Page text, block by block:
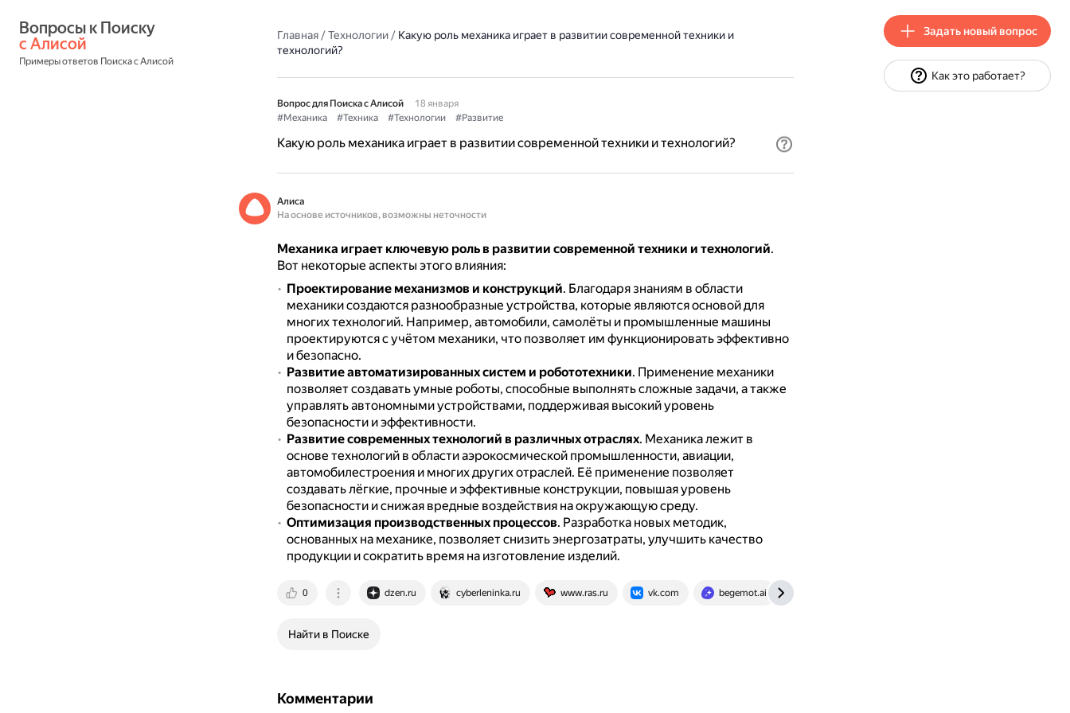
с Алисой
Примеры ответов Поиска с Алисой
Главная/Технологии/ Какую роль механика играет в развитии современной техники и
технологий?
Вопрос для Поиска с Алисой
18 января
#Механика
#Техника #Технологии #Развитие
Какую роль механика играет в развитии современной техники и технологий?
Алиса
На основе источников, возможны неточности
Механика играет ключевую роль в развитии современной техники и технологий.
Вот некоторые аспекты этого влияния:
Проектирование механизмов и конструкций. Благодаря знаниям в области
механики создаются разнообразные устройства, которые являются основой для
многих технологий. Например, автомобили, самолёты и промышленные машины
проектируются с учётом механики, что позволяет им функционировать эффективно
и безопасно.
Развитие автоматизированных систем и робототехники. Применение механики
позволяет создавать умные роботы, способные выполнять сложные задачи, а также
управлять автономными устройствами, поддерживая высокий уровень
безопасности и эффективности.
Развитие современных технологий в различных отраслях. Механика лежит в
основе технологий в области аэрокосмической промышленности, авиации,
автомобилестроения и многих других отраслей. Её применение позволяет
создавать лёгкие, прочные и эффективные конструкции, повышая уровень
безопасности и снижая вредные воздействия на окружающую среду.
Оптимизация производственных процессов. Разработка новых методик,
основанных на механике, позволяет снизить энергозатраты, улучшить качество
продукции и сократить время на изготовление изделий.
0 dzen.ru cyberleninka.ru www.ras.ru vk.com begemot.ai
Найти в Поиске
Комментарии
Задать новый вопрос
Как это работает?